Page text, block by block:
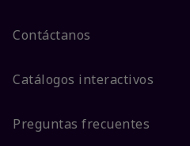
Contáctanos
Catálogos interactivos
Preguntas frecuentes